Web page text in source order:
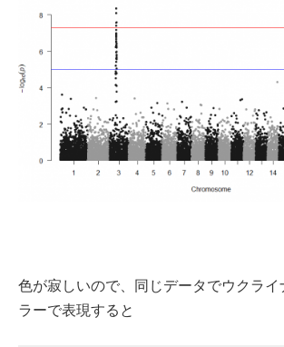
色が寂しいので、同じデータでウクライ
ラーで表現すると